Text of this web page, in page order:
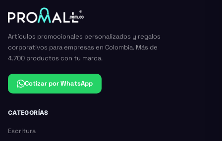
Artículos promocionales personalizados y regalos
corporativos para empresas en Colombia. Más de
4.700 productos con tu marca.
Cotizar por WhatsApp
CATEGORÍAS
Escritura